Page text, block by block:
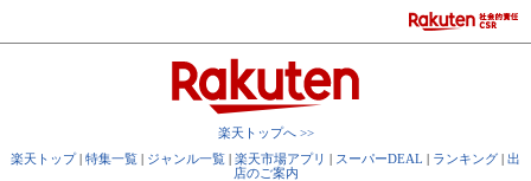
楽天トップへ >>
楽天トップ| 特集一覧 | ジャンル一覧 | 楽天市場アプリ | スーパーDEAL | ランキング | 出
店のご案内